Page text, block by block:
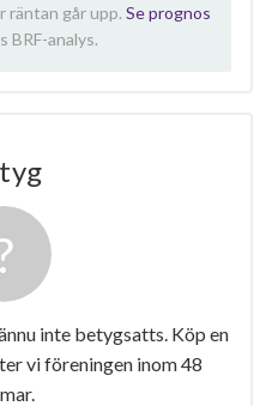
räntan går upp. Se prognos
BRF-analys.
inte betygsatts. Köp en
vi föreningen inom 48